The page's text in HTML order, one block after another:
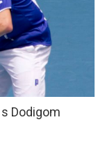
Dodigom